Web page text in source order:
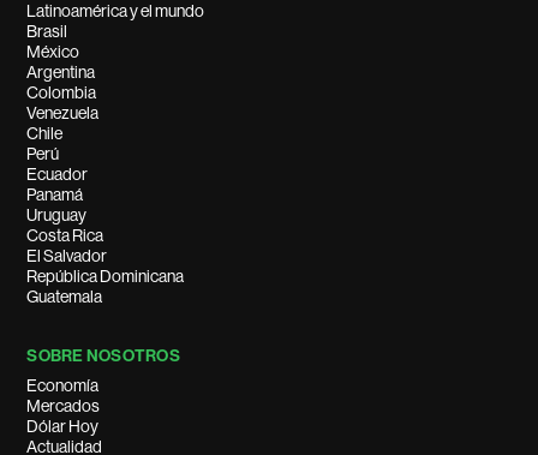
Latinoamérica y el mundo
Brasil
México
Argentina
Colombia
Venezuela
Chile
Perú
Ecuador
Panamá
Uruguay
Costa Rica
El Salvador
República Dominicana
Guatemala
SOBRE NOSOTROS
Economía
Mercados
Dólar Hoy
Actualidad